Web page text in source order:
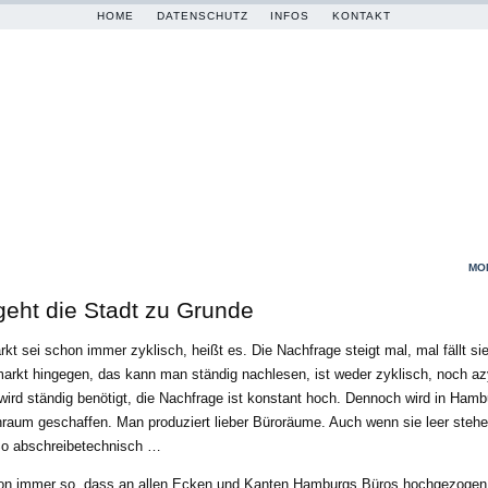
HOME DATENSCHUTZ INFOS KONTAKT
die Stadt zu Grunde
sei schon immer zyklisch, heißt es. Die Nachfrage steigt mal, mal fällt
hingegen, das kann man ständig nachlesen, ist weder zyklisch, noch
ständig benötigt, die Nachfrage ist konstant hoch. Dennoch wird in
geschaffen. Man produziert lieber Büroräume. Auch wenn sie leer
abschreibetechnisch …
immer so, dass an allen Ecken und Kanten Hamburgs Büros